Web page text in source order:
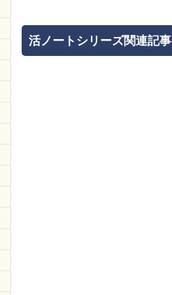
活ノートシリーズ関連記事